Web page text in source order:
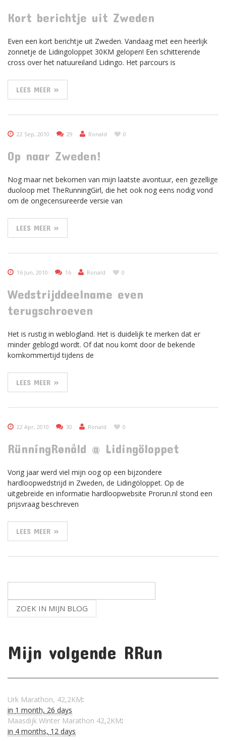
Kort berichtje uit Zweden
Even een kort berichtje uit Zweden. Vandaag met een heerlijk
zonnetje de Lidingoloppet 30KM gelopen! Een schitterende
cross over het natuureiland Lidingo. Het parcours is
LEES MEER »
22 Sep, 2010 29 Ronald 0
Op naar Zweden!
Nog maar net bekomen van mijn laatste avontuur, een gezellige
duoloop met TheRunningGirl, die het ook nog eens nodig vond
om de ongecensureerde versie van
LEES MEER »
16 Jun, 2010 16 Ronald 0
Wedstrijddeelname even
terugschroeven
Het is rustig in weblogland. Het is duidelijk te merken dat er
minder geblogd wordt. Of dat nou komt door de bekende
komkommertijd tijdens de
LEES MEER »
22 Apr, 2010 30 Ronald 0
RünníngRønåld @ Lidingöloppet
Vorig jaar werd viel mijn oog op een bijzondere
hardloopwedstrijd in Zweden, de Lidingöloppet. Op de
uitgebreide en informatie hardloopwebsite Prorun.nl stond een
prijsvraag beschreven
LEES MEER »
Mijn volgende RRun
Urk Marathon, 42,2KM:
in 1 month, 26 days
Maasdijk Winter Marathon 42,2KM:
in 4 months, 12 days